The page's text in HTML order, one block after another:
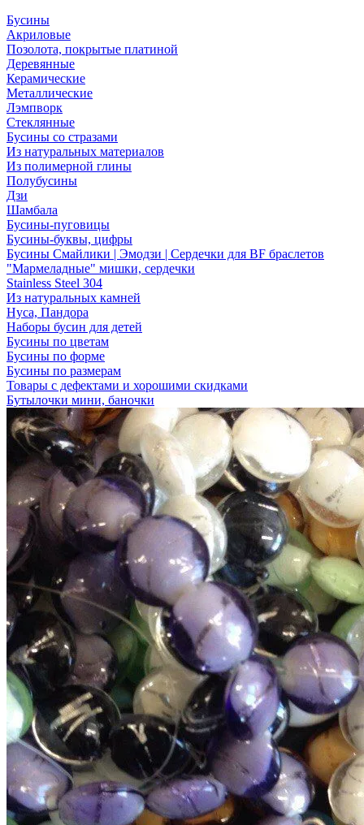
Бусины
Акриловые
Позолота, покрытые платиной
Деревянные
Керамические
Металлические
Лэмпворк
Стеклянные
Бусины со стразами
Из натуральных материалов
Из полимерной глины
Полубусины
Дзи
Шамбала
Бусины-пуговицы
Бусины-буквы, цифры
Бусины Смайлики | Эмодзи | Сердечки для BF браслетов
"Мармеладные" мишки, сердечки
Stainless Steel 304
Из натуральных камней
Нуса, Пандора
Наборы бусин для детей
Бусины по цветам
Бусины по форме
Бусины по размерам
Товары с дефектами и хорошими скидками
Бутылочки мини, баночки